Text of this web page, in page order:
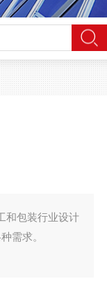
和包装行业设计
需求。